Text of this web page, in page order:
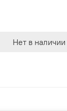
Нет в наличии